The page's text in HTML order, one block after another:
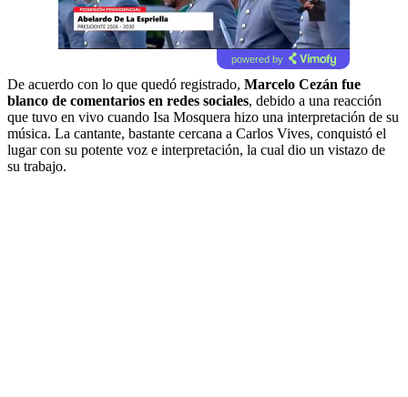
powered by
De acuerdo con lo que quedó registrado, Marcelo Cezán fue
blanco de comentarios en redes sociales, debido a una reacción
que tuvo en vivo cuando Isa Mosquera hizo una interpretación de su
música. La cantante, bastante cercana a Carlos Vives, conquistó el
lugar con su potente voz e interpretación, la cual dio un vistazo de
su trabajo.